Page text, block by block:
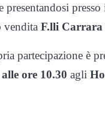
presentandosi
F.lli Carrara
partecipazione è
ore 10.30 agli